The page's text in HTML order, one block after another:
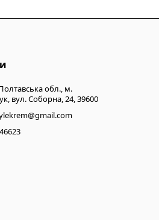
обл., м.
вул. Соборна, 24, 39600